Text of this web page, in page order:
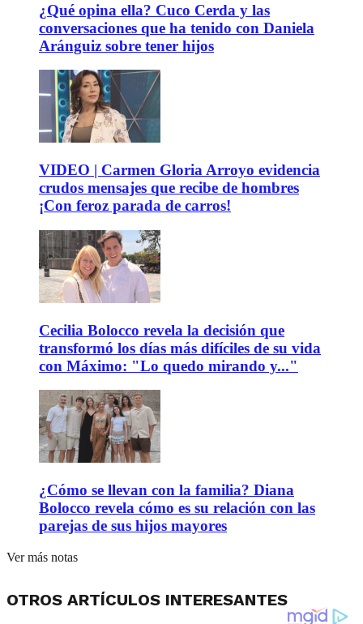
¿Qué opina ella? Cuco Cerda y las
conversaciones que ha tenido con Daniela
Aránguiz sobre tener hijos
VIDEO | Carmen Gloria Arroyo evidencia
crudos mensajes que recibe de hombres
¡Con feroz parada de carros!
Cecilia Bolocco revela la decisión que
transformó los días más difíciles de su vida
con Máximo: "Lo quedo mirando y..."
¿Cómo se llevan con la familia? Diana
Bolocco revela cómo es su relación con las
parejas de sus hijos mayores
Ver más notas
OTROS ARTÍCULOS INTERESANTES